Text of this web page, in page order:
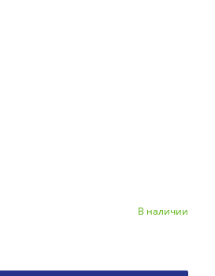
В наличии